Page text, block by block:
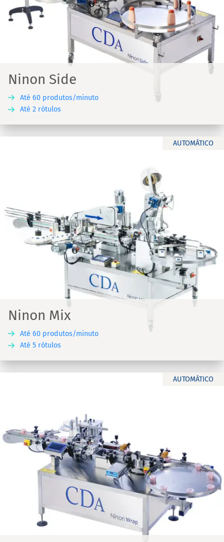
Ninon Side
Até 60 produtos/minuto
Até 2 rótulos
AUTOMÁTICO
Ninon Mix
Até 60 produtos/minuto
Até 5 rótulos
AUTOMÁTICO